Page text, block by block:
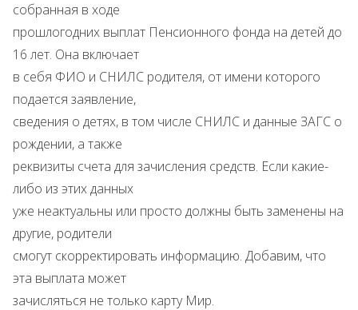
собранная в ходе
прошлогодних выплат Пенсионного фонда на детей до
16 лет. Она включает
в себя ФИО и СНИЛС родителя, от имени которого
подается заявление,
сведения о детях, в том числе СНИЛС и данные ЗАГС о
рождении, а также
реквизиты счета для зачисления средств. Если какие-
либо из этих данных
уже неактуальны или просто должны быть заменены на
другие, родители
смогут скорректировать информацию. Добавим, что
эта выплата может
зачисляться не только карту Мир.